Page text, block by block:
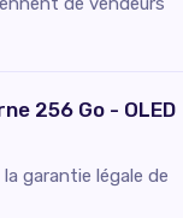
256 Go - OLED
garantie légale de